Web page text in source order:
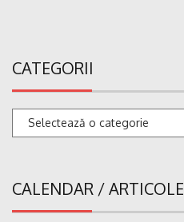
CATEGORII
Categorii
CALENDAR / ARTICOLE